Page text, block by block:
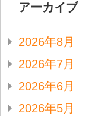
アーカイブ
2026年8月
2026年7月
2026年6月
2026年5月